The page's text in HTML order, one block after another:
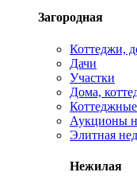
Загородная
Коттеджи,
Дачи
Участки
Дома,
Аукционы
Элитная
Нежилая